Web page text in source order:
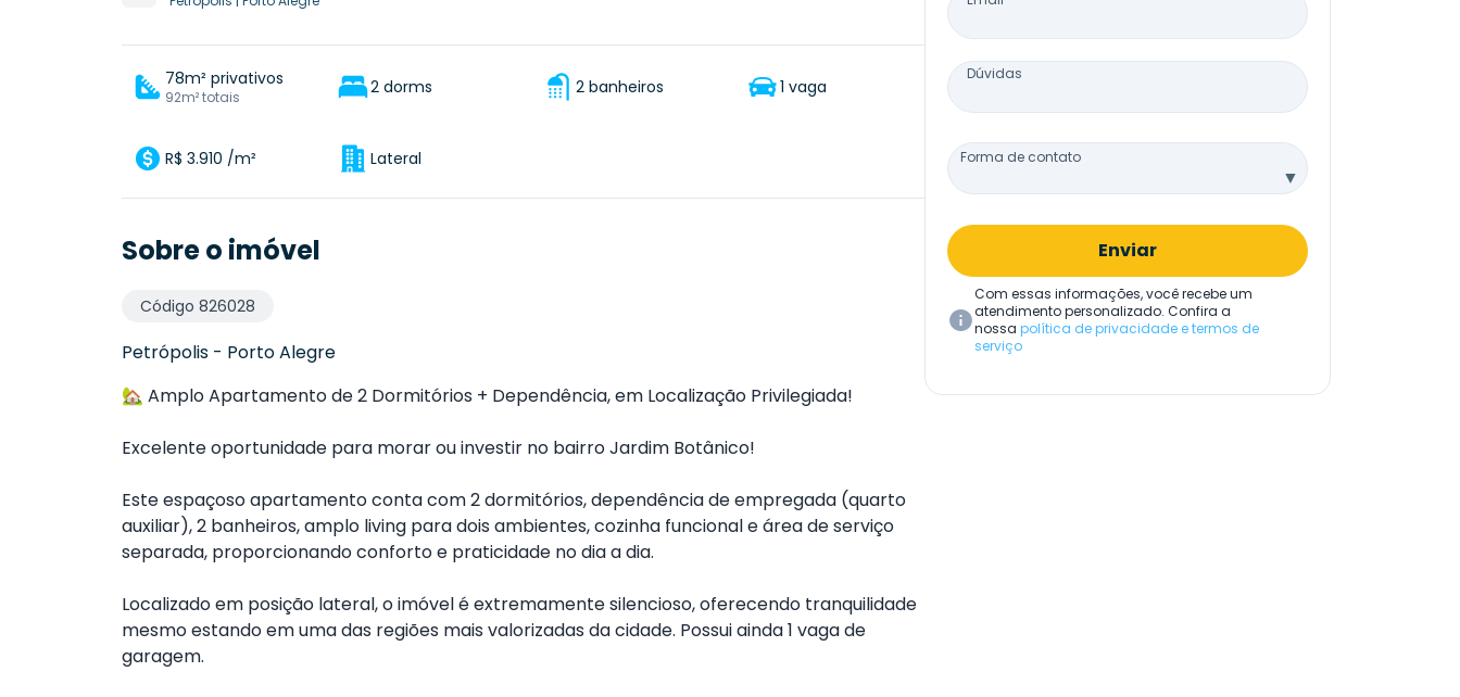
78m² privativos
92m² totais 2 dorms 2 banheiros 1 vaga
R$ 3.910 /m² Lateral
Sobre o imóvel
Código 826028
Petrópolis - Porto Alegre
🏡 Amplo Apartamento de 2 Dormitórios + Dependência, em Localização Privilegiada!
Excelente oportunidade para morar ou investir no bairro Jardim Botânico!
Este espaçoso apartamento conta com 2 dormitórios, dependência de empregada (quarto
auxiliar), 2 banheiros, amplo living para dois ambientes, cozinha funcional e área de serviço
separada, proporcionando conforto e praticidade no dia a dia.
Localizado em posição lateral, o imóvel é extremamente silencioso, oferecendo tranquilidade
mesmo estando em uma das regiões mais valorizadas da cidade. Possui ainda 1 vaga de
garagem.
Dúvidas
Forma de contato
▼
Enviar
Com essas informações, você recebe um
atendimento personalizado. Confira a
nossa política de privacidade e termos de
serviço